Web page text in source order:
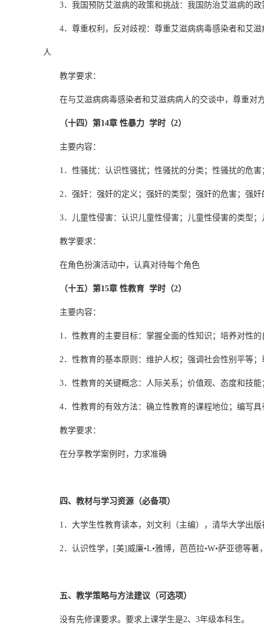
3．我国预防艾滋病的政策和挑战：我国防治艾滋病的
4．尊重权利，反对歧视：尊重艾滋病病毒感染者和艾
人
教学要求：
在与艾滋病病毒感染者和艾滋病病人的交谈中，尊重对
（十四）第14章 性暴力 学时（2）
主要内容：
1．性骚扰：认识性骚扰；性骚扰的分类；性骚扰的危
2．强奸：强奸的定义；强奸的类型；强奸的危害；强
3．儿童性侵害：认识儿童性侵害；儿童性侵害的类型
教学要求：
在角色扮演活动中，认真对待每个角色
（十五）第15章 性教育 学时（2）
主要内容：
1．性教育的主要目标：掌握全面的性知识；培养对性
2．性教育的基本原则：维护人权；强调社会性别平等
3．性教育的关键概念：人际关系；价值观、态度和技
4．性教育的有效方法：确立性教育的课程地位；编写
教学要求：
在分享教学案例时，力求准确
四、教材与学习资源（必备项）
1．大学生性教育读本，刘文利（主编），清华大学出版
2．认识性学，[美]威廉•L•雅博，芭芭拉•W•萨亚德等
五、教学策略与方法建议（可选项）
没有先修课要求。要求上课学生是2、3年级本科生。